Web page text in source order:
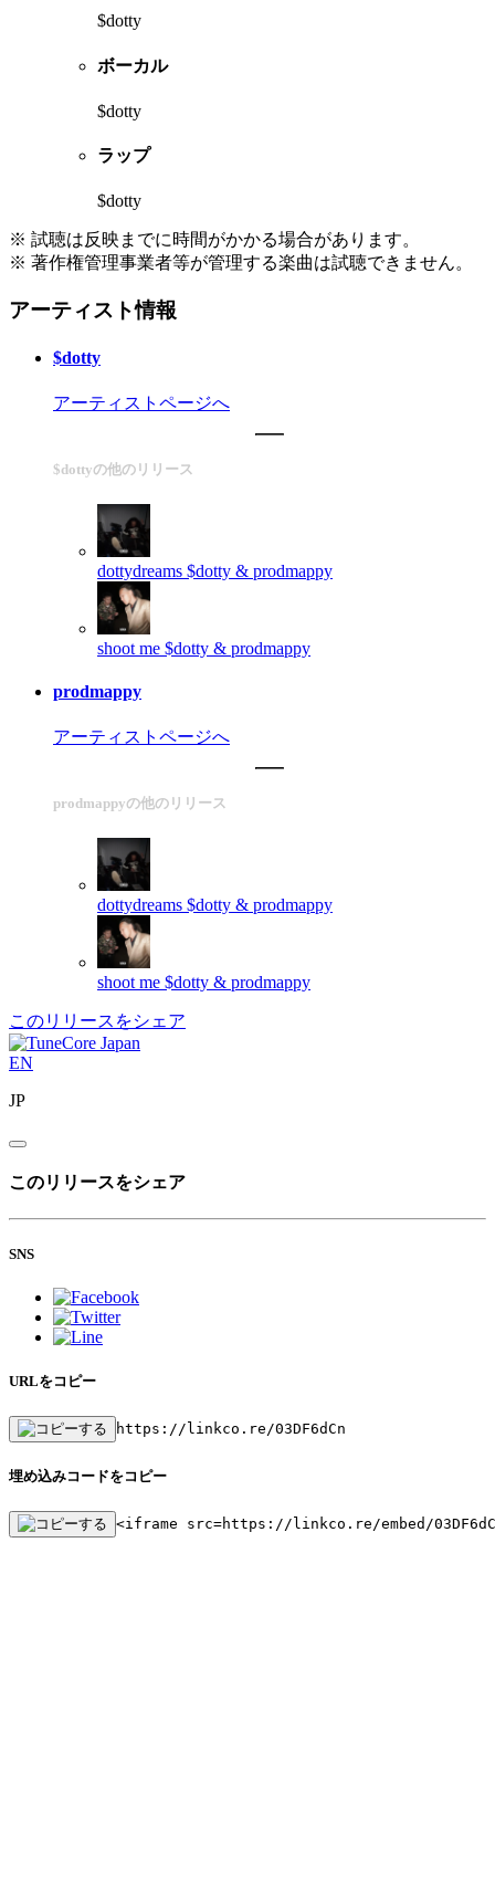
$dotty
ボーカル
$dotty
ラップ
$dotty
※ 試聴は反映までに時間がかかる場合があります。
※ 著作権管理事業者等が管理する楽曲は試聴できません。
アーティスト情報
$dotty
アーティストページへ
$dottyの他のリリース
dottydreams $dotty & prodmappy
shoot me $dotty & prodmappy
prodmappy
アーティストページへ
prodmappyの他のリリース
dottydreams $dotty & prodmappy
shoot me $dotty & prodmappy
このリリースをシェア
EN
JP
このリリースをシェア
SNS
URLをコピー
https://linkco.re/03DF6dCn
埋め込みコードをコピー
<iframe src=https://linkco.re/embed/